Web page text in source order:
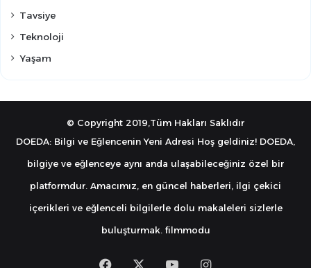
Tavsiye
Teknoloji
Yaşam
© Copyright 2019,Tüm Hakları Saklıdır
DOEDA: Bilgi ve Eğlencenin Yeni Adresi Hoş geldiniz! DOEDA,
bilgiye ve eğlenceye aynı anda ulaşabileceğiniz özel bir
platformdur. Amacımız, en güncel haberleri, ilgi çekici
içerikleri ve eğlenceli bilgilerle dolu makaleleri sizlerle
buluşturmak. filmmodu
FacebookYouTubeInstagram